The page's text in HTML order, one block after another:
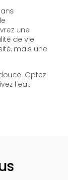
une
de vie.
mais une
Optez
l'eau